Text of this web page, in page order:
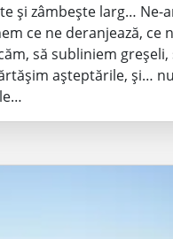
și zâmbește larg… Ne-
ce ne deranjează, ce
să subliniem
așteptările, și…